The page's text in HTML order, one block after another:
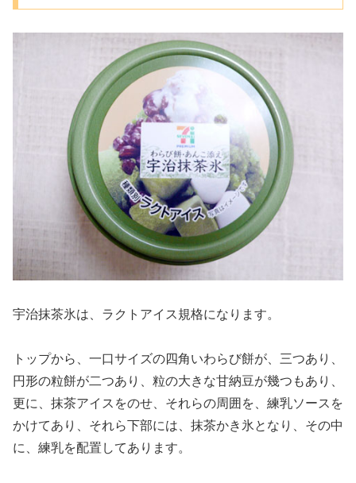
宇治抹茶氷は、ラクトアイス規格になります。
トップから、一口サイズの四角いわらび餅が、三つあり、
円形の粒餅が二つあり、粒の大きな甘納豆が幾つもあり、
更に、抹茶アイスをのせ、それらの周囲を、練乳ソースを
かけてあり、それら下部には、抹茶かき氷となり、その中
に、練乳を配置してあります。